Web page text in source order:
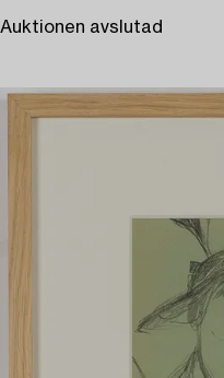
Auktionen avslutad